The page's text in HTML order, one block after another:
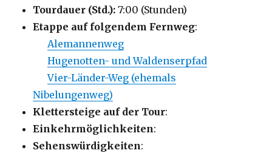
Tourdauer (Std.): 7:00 (Stunden)
Etappe auf folgendem Fernweg:
Alemannenweg
Hugenotten- und Waldenserpfad
Vier-Länder-Weg (ehemals
Nibelungenweg)
Klettersteige auf der Tour:
Einkehrmöglichkeiten:
Sehenswürdigkeiten: